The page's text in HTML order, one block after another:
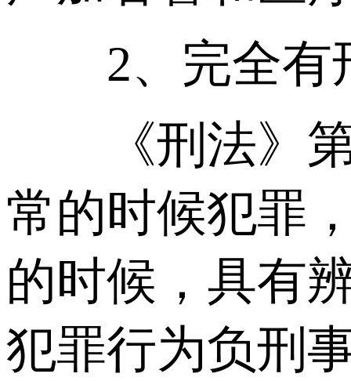
2、完全有
《刑法》第
常的时候犯罪
的时候，具有
犯罪行为负刑